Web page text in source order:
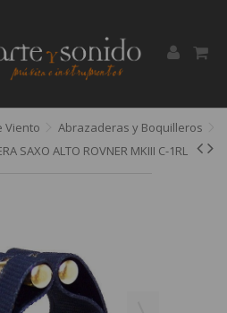
Viento
Abrazaderas y Boquilleros
SAXO ALTO ROVNER MKIII C-1RL